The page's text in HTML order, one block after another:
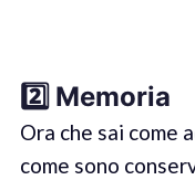
2️⃣ Memoria
Ora che sai come
come sono